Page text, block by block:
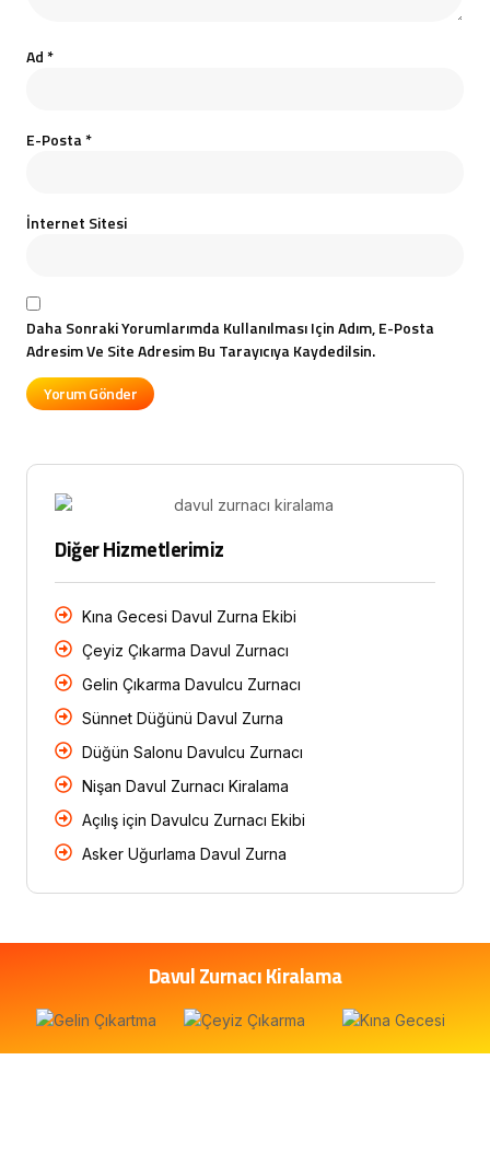
Ad*
E-Posta*
İnternet Sitesi
Daha Sonraki Yorumlarımda Kullanılması Için Adım, E-Posta
Adresim Ve Site Adresim Bu Tarayıcıya Kaydedilsin.
Diğer Hizmetlerimiz
Kına Gecesi Davul Zurna Ekibi
Çeyiz Çıkarma Davul Zurnacı
Gelin Çıkarma Davulcu Zurnacı
Sünnet Düğünü Davul Zurna
Düğün Salonu Davulcu Zurnacı
Nişan Davul Zurnacı Kiralama
Açılış için Davulcu Zurnacı Ekibi
Asker Uğurlama Davul Zurna
Davul Zurnacı Kiralama